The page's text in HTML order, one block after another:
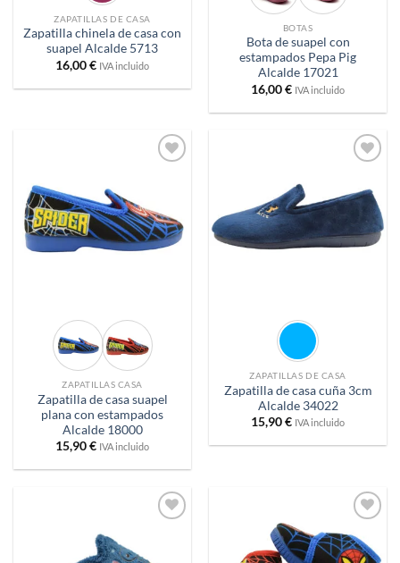
ZAPATILLAS DE CASA
Zapatilla chinela de casa con
suapel Alcalde 5713
16,00€ IVA incluido
BOTAS
Bota de suapel con
estampados Pepa Pig
Alcalde 17021
16,00€ IVA incluido
ZAPATILLAS CASA
Zapatilla de casa suapel
plana con estampados
Alcalde 18000
15,90€ IVA incluido
a
deseos
ZAPATILLAS DE CASA
Zapatilla de casa cuña 3cm
Alcalde 34022
15,90€ IVA incluido
Añadir
a
deseos